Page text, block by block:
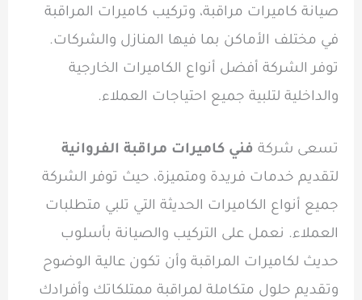
صيانة كاميرات مراقبة، وتركيب كاميرات المراقبة
في مختلف الأماكن بما فيها المنازل والشركات.
توفر الشركة أفضل أنواع الكاميرات الخارجية
والداخلية لتلبية جميع احتياجات العملاء.
تسعى شركة فني كاميرات مراقبة الفروانية
لتقديم خدمات فريدة ومتميزة، حيث توفر الشركة
جميع أنواع الكاميرات الحديثة التي تلبي متطلبات
العملاء. نعمل على التركيب والصيانة بأسلوب
حديث لكاميرات المراقبة وأن تكون عالية الوضوح
وتقديم حلول متكاملة لمراقبة ممتلكاتك وأفرادك